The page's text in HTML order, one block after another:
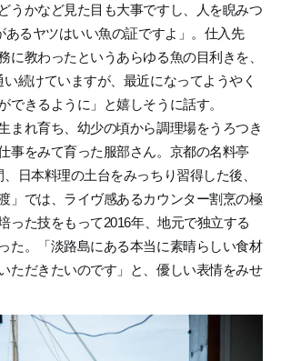
うかなど見た目も大事ですし、人を睨みつ
あるヤツはいい魚の証ですよ」。仕入先
に教わったというあらゆる魚の目利きを、
続けていますが、最近になってようやく
できるように」と嬉しそうに話す。
まれ育ち、幼少の頃から調理場をうろつき
事をみて育った服部さん。京都の名料亭
、日本料理の土台をみっちり習得した後、
」では、ライヴ感あるカウンター割烹の極
った技をもって2016年、地元で独立する
た。「淡路島にある本当に素晴らしい食材
ただきたいのです」と、優しい表情をみせ